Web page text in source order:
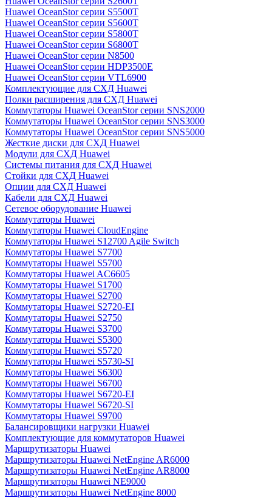
Huawei OceanStor серии S5500T
Huawei OceanStor серии S5600T
Huawei OceanStor серии S5800T
Huawei OceanStor серии S6800T
Huawei OceanStor серии N8500
Huawei OceanStor серии HDP3500E
Huawei OceanStor серии VTL6900
Комплектующие для СХД Huawei
Полки расширения для СХД Huawei
Коммутаторы Huawei OceanStor серии SNS2000
Коммутаторы Huawei OceanStor серии SNS3000
Коммутаторы Huawei OceanStor серии SNS5000
Жесткие диски для СХД Huawei
Модули для СХД Huawei
Системы питания для СХД Huawei
Стойки для СХД Huawei
Опции для СХД Huawei
Кабели для СХД Huawei
Сетевое оборудование Huawei
Коммутаторы Huawei
Коммутаторы Huawei CloudEngine
Коммутаторы Huawei S12700 Agile Switch
Коммутаторы Huawei S7700
Коммутаторы Huawei S5700
Коммутаторы Huawei AC6605
Коммутаторы Huawei S1700
Коммутаторы Huawei S2700
Коммутаторы Huawei S2720-EI
Коммутаторы Huawei S2750
Коммутаторы Huawei S3700
Коммутаторы Huawei S5300
Коммутаторы Huawei S5720
Коммутаторы Huawei S5730-SI
Коммутаторы Huawei S6300
Коммутаторы Huawei S6700
Коммутаторы Huawei S6720-EI
Коммутаторы Huawei S6720-SI
Коммутаторы Huawei S9700
Балансировщики нагрузки Huawei
Комплектующие для коммутаторов Huawei
Маршрутизаторы Huawei
Маршрутизаторы Huawei NetEngine AR6000
Маршрутизаторы Huawei NetEngine AR8000
Маршрутизаторы Huawei NE9000
Маршрутизаторы Huawei NetEngine 8000